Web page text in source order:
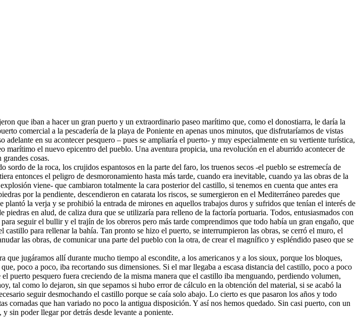
que iban a hacer un gran puerto y un extraordinario paseo marítimo que, como el donostiarra, le daría la
comercial a la pescadería de la playa de Poniente en apenas unos minutos, que disfrutaríamos de vistas
en su acontecer pesquero – pues se ampliaría el puerto- y muy especialmente en su vertiente turística,
marítimo el nuevo epicentro del pueblo. Una aventura propicia, una revolución en el aburrido acontecer de
cosas.
de la roca, los crujidos espantosos en la parte del faro, los truenos secos -el pueblo se estremecía de
entonces el peligro de desmoronamiento hasta más tarde, cuando era inevitable, cuando ya las obras de la
viene- que cambiaron totalmente la cara posterior del castillo, si tenemos en cuenta que antes era
por la pendiente, descendieron en catarata los riscos, se sumergieron en el Mediterráneo paredes que
la verja y se prohibió la entrada de mirones en aquellos trabajos duros y sufridos que tenían el interés de
en alud, de caliza dura que se utilizaría para relleno de la factoría portuaria. Todos, entusiasmados con
seguir el bullir y el trajín de los obreros pero más tarde comprendimos que todo había un gran engaño, que
para rellenar la bahía. Tan pronto se hizo el puerto, se interrumpieron las obras, se cerró el muro, el
las obras, de comunicar una parte del pueblo con la otra, de crear el magnífico y espléndido paseo que se
jugáramos allí durante mucho tiempo al escondite, a los americanos y a los sioux, porque los bloques,
poco a poco, iba recortando sus dimensiones. Si el mar llegaba a escasa distancia del castillo, poco a poco
puerto pesquero fuera creciendo de la misma manera que el castillo iba menguando, perdiendo volumen,
tal como lo dejaron, sin que sepamos si hubo error de cálculo en la obtención del material, si se acabó la
seguir desmochando el castillo porque se caía solo abajo. Lo cierto es que pasaron los años y todo
cornadas que han variado no poco la antigua disposición. Y así nos hemos quedado. Sin casi puerto, con un
sin poder llegar por detrás desde levante a poniente.